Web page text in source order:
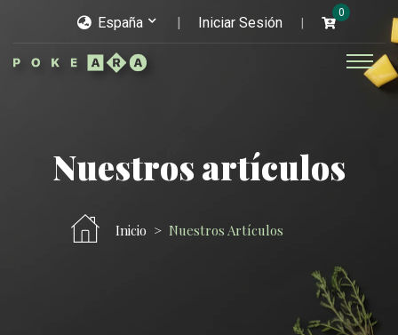
España Iniciar Sesión
0
Nuestros artículos
Inicio Nuestros Artículos